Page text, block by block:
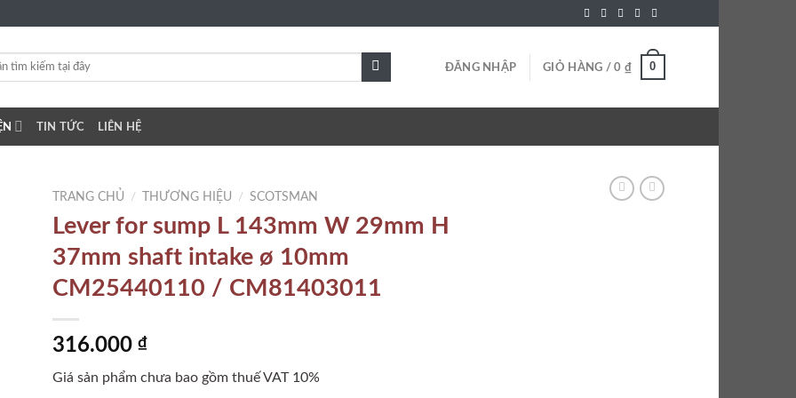
ĐĂNG NHẬP GIỎ HÀNG /0 ₫ 0
TIN TỨC LIÊN HỆ
TRANG CHỦ / THƯƠNG HIỆU / SCOTSMAN
Lever for sump L 143mm W 29mm H
37mm shaft intake ø 10mm
CM25440110 / CM81403011
316.000 ₫
Giá sản phẩm chưa bao gồm thuế VAT 10%